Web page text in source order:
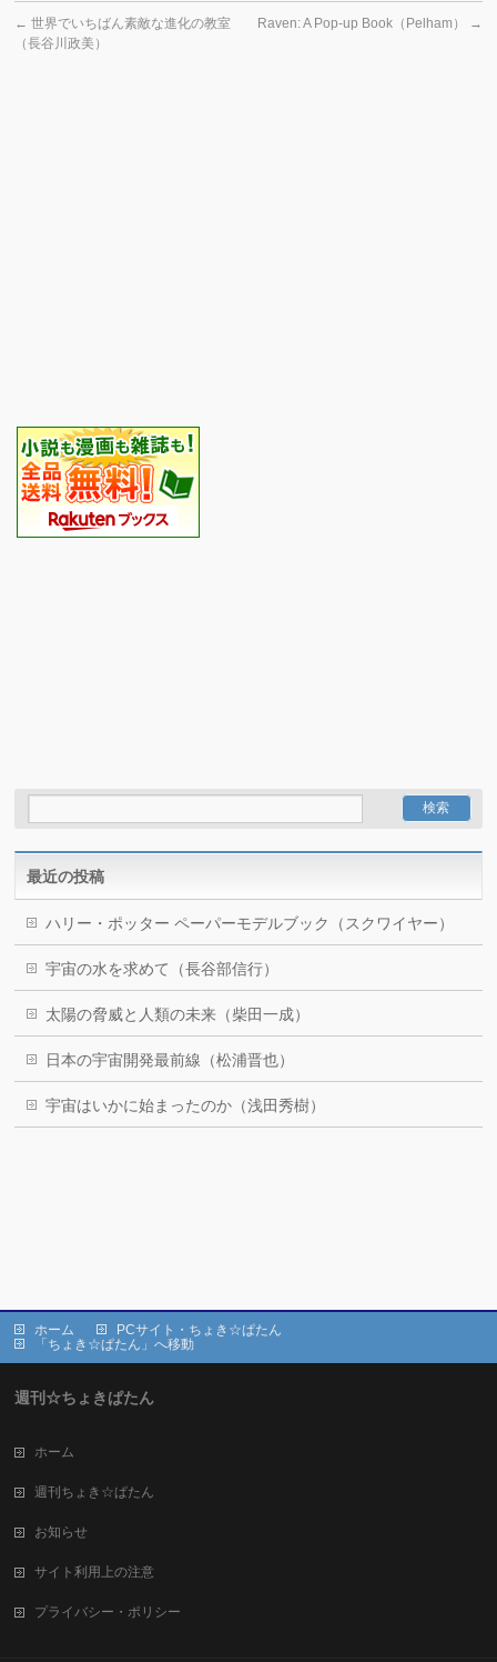
← 世界でいちばん素敵な進化の教室
（長谷川政美）
Raven: A Pop-up Book（Pelham） →
最近の投稿
ハリー・ポッター ペーパーモデルブック（スクワイヤー）
宇宙の水を求めて（長谷部信行）
太陽の脅威と人類の未来（柴田一成）
日本の宇宙開発最前線（松浦晋也）
宇宙はいかに始まったのか（浅田秀樹）
ホーム
PCサイト・ちょき☆ぱたん
「ちょき☆ぱたん」へ移動
週刊☆ちょきぱたん
ホーム
週刊ちょき☆ぱたん
お知らせ
サイト利用上の注意
プライバシー・ポリシー